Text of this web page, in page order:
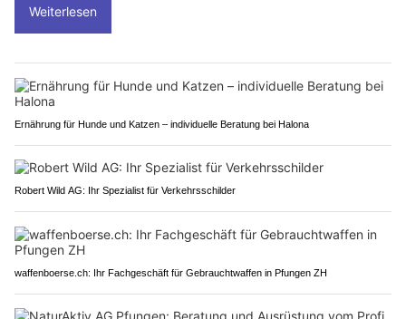
Weiterlesen
Ernährung für Hunde und Katzen – individuelle Beratung bei Halona
Robert Wild AG: Ihr Spezialist für Verkehrsschilder
waffenboerse.ch: Ihr Fachgeschäft für Gebrauchtwaffen in Pfungen ZH